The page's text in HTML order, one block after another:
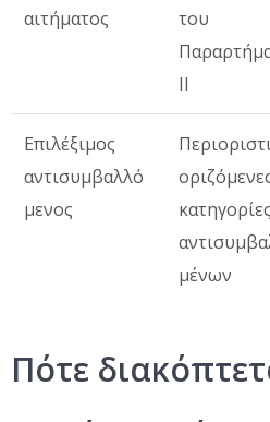
αιτήματος
του
ΙΙ
Επιλέξιμος
αντισυμβαλλό
μενος
κατηγορίες
μένων
Πότε